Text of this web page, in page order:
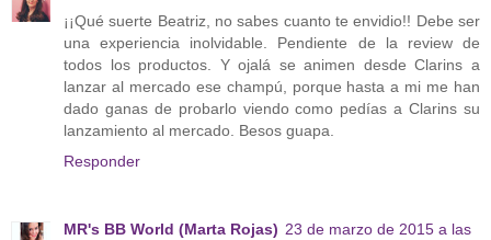
¡¡Qué suerte Beatriz, no sabes cuanto te envidio!! Debe ser
una experiencia inolvidable. Pendiente de la review de
todos los productos. Y ojalá se animen desde Clarins a
lanzar al mercado ese champú, porque hasta a mi me han
dado ganas de probarlo viendo como pedías a Clarins su
lanzamiento al mercado. Besos guapa.
Responder
MR's BB World (Marta Rojas) 23 de marzo de 2015 a las